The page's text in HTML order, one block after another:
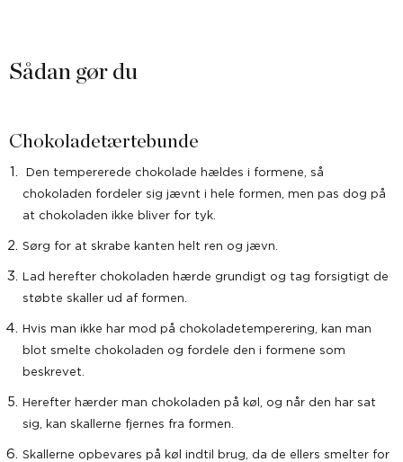
Sådan gør du
Chokoladetærtebunde
Den tempererede chokolade hældes i formene, så
chokoladen fordeler sig jævnt i hele formen, men pas dog på
at chokoladen ikke bliver for tyk.
Sørg for at skrabe kanten helt ren og jævn.
Lad herefter chokoladen hærde grundigt og tag forsigtigt de
støbte skaller ud af formen.
Hvis man ikke har mod på chokoladetemperering, kan man
blot smelte chokoladen og fordele den i formene som
beskrevet.
Herefter hærder man chokoladen på køl, og når den har sat
sig, kan skallerne fjernes fra formen.
Skallerne opbevares på køl indtil brug, da de ellers smelter for